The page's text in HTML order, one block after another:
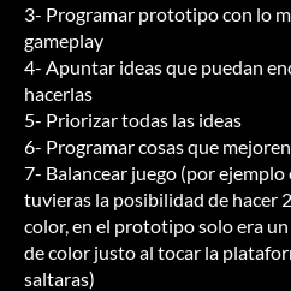
3- Programar prototipo con lo
gameplay
4- Apuntar ideas que puedan
hacerlas
5- Priorizar todas las ideas
6- Programar cosas que
7- Balancear juego (por
tuvieras la posibilidad de hacer
color, en el prototipo solo era
de color justo al tocar la
saltaras)